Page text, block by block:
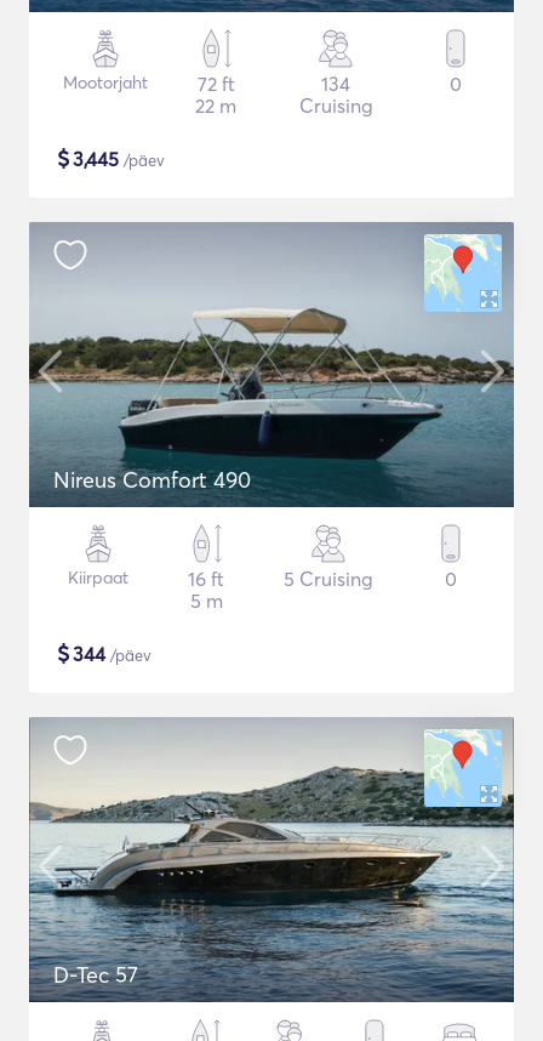
Mootorjaht
72 ft
22 m
134
Cruising
0
$3,445 /päev
Nireus Comfort 490
Kiirpaat
16 ft
5 m
5 Cruising 0
$344/päev
D-Tec 57